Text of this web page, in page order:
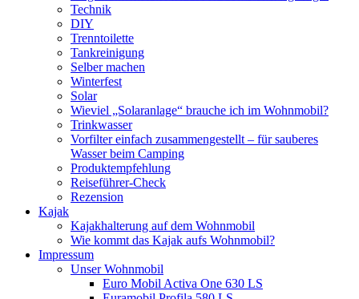
Technik
DIY
Trenntoilette
Tankreinigung
Selber machen
Winterfest
Solar
Wieviel „Solaranlage“ brauche ich im Wohnmobil?
Trinkwasser
Vorfilter einfach zusammengestellt – für sauberes
Wasser beim Camping
Produktempfehlung
Reiseführer-Check
Rezension
Kajak
Kajakhalterung auf dem Wohnmobil
Wie kommt das Kajak aufs Wohnmobil?
Impressum
Unser Wohnmobil
Euro Mobil Activa One 630 LS